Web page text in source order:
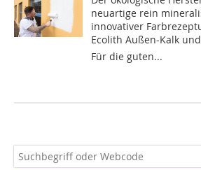
neuartige rein
innovativer
Ecolith Außen-Kalk
Für die guten...